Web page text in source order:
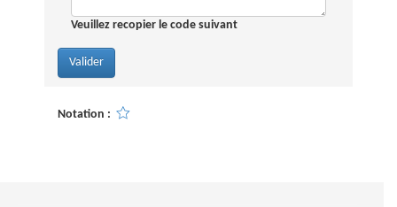
Veuillez recopier le code suivant
Notation :